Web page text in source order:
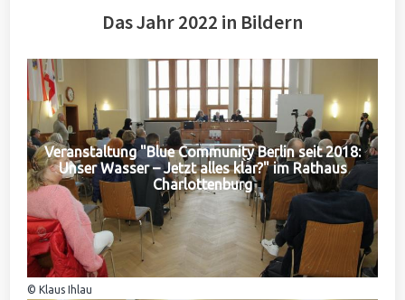
Das Jahr 2022 in Bildern
Veranstaltung "Blue Community Berlin seit 2018:
Unser Wasser – Jetzt alles klar?" im Rathaus
Charlottenburg
© Klaus Ihlau